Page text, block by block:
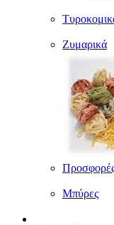
Ζυμαρικά
Μπύρες